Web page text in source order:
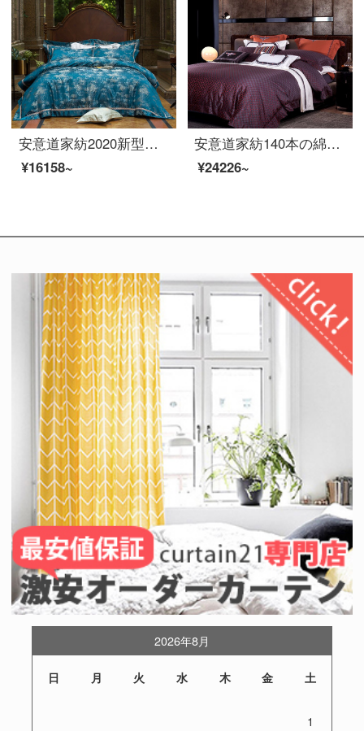
安意道家紡2020新型欧米式田園巻き草ブルーベッド品80本の全綿ベッド単式掛け布団カバー1.5メートル--2メートルベッド出会いブルー2.0メートルベッド
¥16158~
安意道家紡140本の綿の4点セットの綿綿の寝具が豪華で高級な別荘の格子の縞模様のシーツ布団セットの寝具セット雷蒙特1.8メートルのベッド（220*240に適して芯になります）
¥24226~
2026年8月
日 月 火 水 木 金 土
1